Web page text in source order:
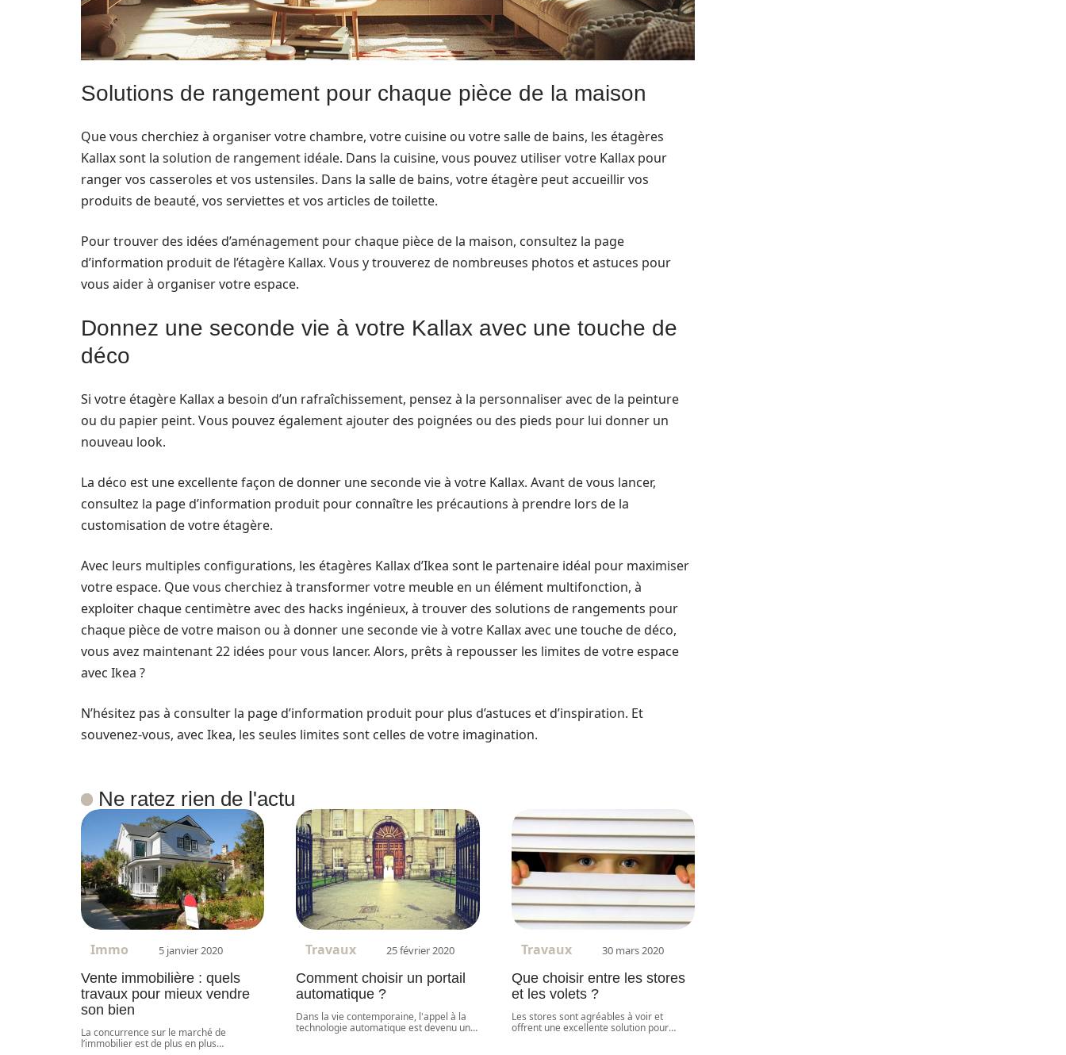
Solutions de rangement pour chaque pièce de la maison
Que vous cherchiez à organiser votre chambre, votre cuisine ou votre salle de bains, les étagères
Kallax sont la solution de rangement idéale. Dans la cuisine, vous pouvez utiliser votre Kallax pour
ranger vos casseroles et vos ustensiles. Dans la salle de bains, votre étagère peut accueillir vos
produits de beauté, vos serviettes et vos articles de toilette.
Pour trouver des idées d’aménagement pour chaque pièce de la maison, consultez la page
d’information produit de l’étagère Kallax. Vous y trouverez de nombreuses photos et astuces pour
vous aider à organiser votre espace.
Donnez une seconde vie à votre Kallax avec une touche de
déco
Si votre étagère Kallax a besoin d’un rafraîchissement, pensez à la personnaliser avec de la peinture
ou du papier peint. Vous pouvez également ajouter des poignées ou des pieds pour lui donner un
nouveau look.
La déco est une excellente façon de donner une seconde vie à votre Kallax. Avant de vous lancer,
consultez la page d’information produit pour connaître les précautions à prendre lors de la
customisation de votre étagère.
Avec leurs multiples configurations, les étagères Kallax d’Ikea sont le partenaire idéal pour maximiser
votre espace. Que vous cherchiez à transformer votre meuble en un élément multifonction, à
exploiter chaque centimètre avec des hacks ingénieux, à trouver des solutions de rangements pour
chaque pièce de votre maison ou à donner une seconde vie à votre Kallax avec une touche de déco,
vous avez maintenant 22 idées pour vous lancer. Alors, prêts à repousser les limites de votre espace
avec Ikea ?
N’hésitez pas à consulter la page d’information produit pour plus d’astuces et d’inspiration. Et
souvenez-vous, avec Ikea, les seules limites sont celles de votre imagination.
Ne ratez rien de l'actu
Immo 5 janvier 2020
Vente immobilière : quels
travaux pour mieux vendre
son bien
La concurrence sur le marché de
l’immobilier est de plus en plus…
Travaux 25 février 2020
Comment choisir un portail
automatique ?
Dans la vie contemporaine, l'appel à la
technologie automatique est devenu un…
Travaux 30 mars 2020
Que choisir entre les stores
et les volets ?
Les stores sont agréables à voir et
offrent une excellente solution pour…